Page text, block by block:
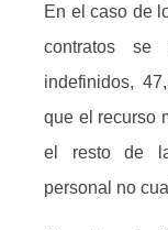
En el caso de
contratos
indefinidos,
que el recurso
el resto de la
personal no